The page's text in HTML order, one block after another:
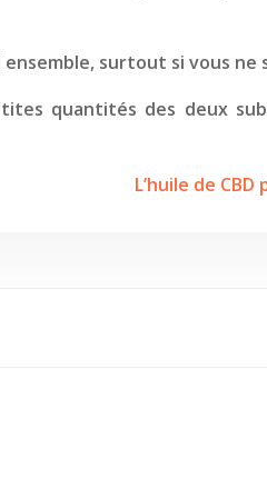
surtout si vous
quantités des deux
L’huile de